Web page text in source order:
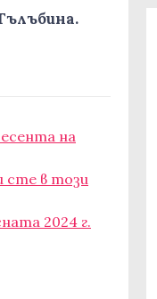
на
сте в този
2024 г.